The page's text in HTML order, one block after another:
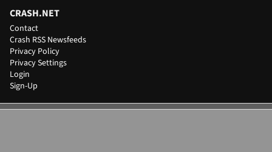
CRASH.NET
Contact
Crash RSS Newsfeeds
Privacy Policy
Privacy Settings
Login
Sign-Up